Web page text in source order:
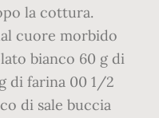
la cottura.
cuore morbido
bianco 60 g di
di farina 00 1/2
di sale buccia